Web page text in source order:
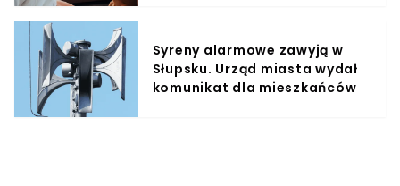
Syreny alarmowe zawyją w
Słupsku. Urząd miasta wydał
komunikat dla mieszkańców